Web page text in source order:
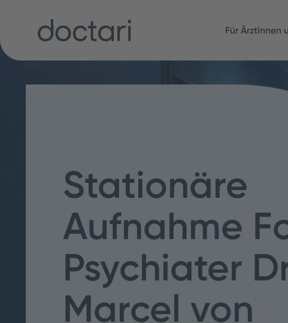
Für Ärztinnen
Stationäre
Aufnahme
Psychiater
Marcel von